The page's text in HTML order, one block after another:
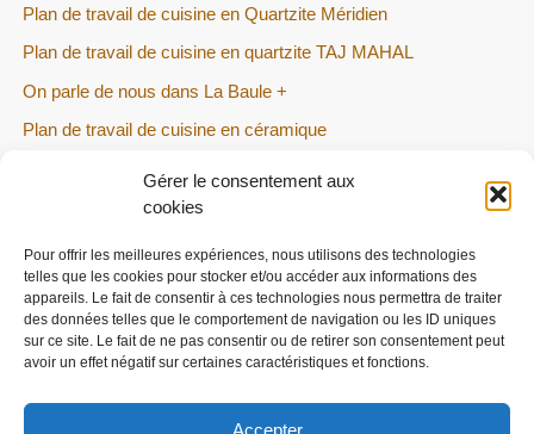
Gérer le consentement aux
cookies
Pour offrir les meilleures expériences, nous utilisons des technologies
telles que les cookies pour stocker et/ou accéder aux informations des
appareils. Le fait de consentir à ces technologies nous permettra de traiter
des données telles que le comportement de navigation ou les ID uniques
sur ce site. Le fait de ne pas consentir ou de retirer son consentement peut
avoir un effet négatif sur certaines caractéristiques et fonctions.
Accepter
Plan de travail de cuisine en Quartzite Méridien
Plan de travail de cuisine en quartzite TAJ MAHAL
On parle de nous dans La Baule +
Plan de travail de cuisine en céramique
07 81 58 50 15
Siège social :44550 Montoir-de-Bretagne, France
Atelier : ZA des Petites Landes, 44360 Cordemais